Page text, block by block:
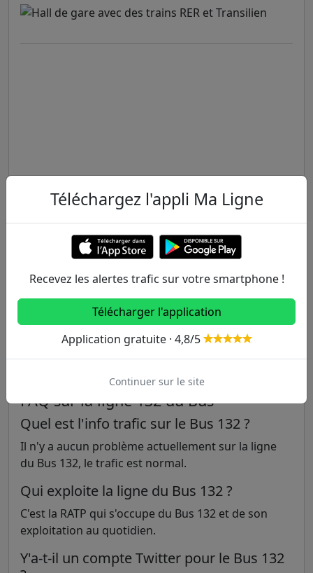
FAQ sur la ligne 132 du Bus
Quel est l'info trafic sur le Bus 132 ?
Il n'y a aucun problème actuellement sur la ligne
du Bus 132, le trafic est normal.
Qui exploite la ligne du Bus 132 ?
C'est la RATP qui s'occupe du Bus 132 et de son
exploitation au quotidien.
Y'a-t-il un compte Twitter pour le Bus 132
Téléchargez l'appli Ma Ligne
Recevez les alertes trafic sur votre smartphone !
Télécharger l'application
Application gratuite · 4,8/5
Continuer sur le site